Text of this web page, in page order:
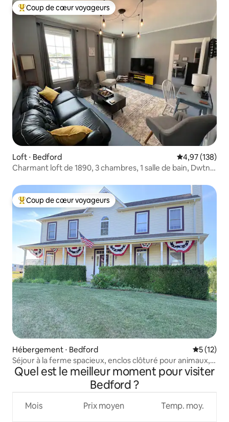
Coups de cœur voyageurs les plus appréciés
Coup de cœur voyageurs
Loft ⋅ Bedford Évaluation
4,97 (138)
Charmant loft de 1890, 3 chambres, 1 salle de bain, Dwtn
Coups de cœur voyageurs les plus appréciés
Coup de cœur voyageurs
Hébergement ⋅ Bedford
5 (12)
Séjour à la ferme spacieux, enclos clôturé pour animaux,
3 chambres et bureau
Quel est le meilleur moment pour visiter
Bedford ?
Mois Prix moyen Temp. moy.